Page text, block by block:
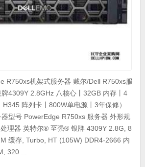
R750xs机架式服务器 戴尔/Dell R750xs服
4309Y 2.8GHz 八核心丨32GB 内存丨4
阵列卡丨800W单电源丨3年保修）
型号 PowerEdge R750xs 服务器 外形规
理器 英特尔® 至强® 银牌 4309Y 2.8G, 8
缓存, Turbo, HT (105W) DDR4-2666 内
320 ...